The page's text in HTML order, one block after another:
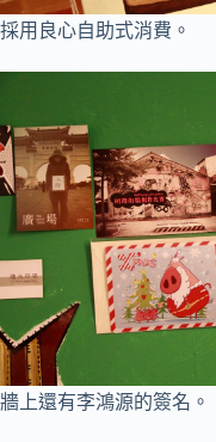
採用良心自助式消費 。
牆上還有李鴻源的簽名 。